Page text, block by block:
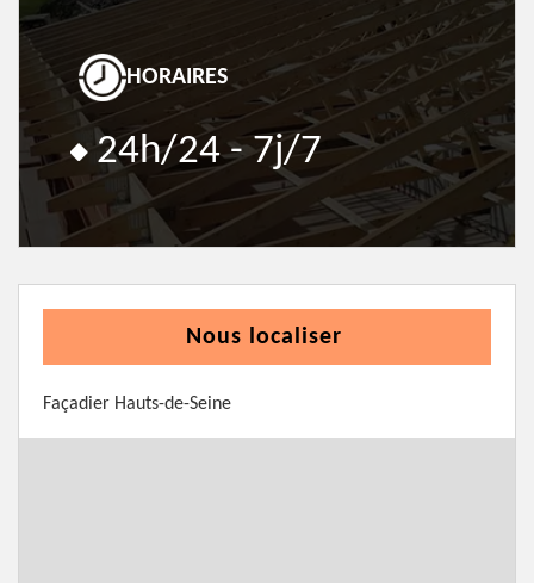
HORAIRES
24h/24 - 7j/7
Nous localiser
Façadier Hauts-de-Seine